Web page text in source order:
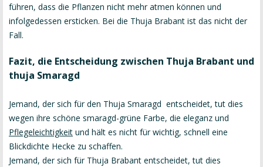
führen, dass die Pflanzen nicht mehr atmen können und
infolgedessen ersticken. Bei die Thuja Brabant ist das nicht der
Fall.
Fazit, die Entscheidung zwischen Thuja Brabant und
thuja Smaragd
Jemand, der sich für den Thuja Smaragd entscheidet, tut dies
wegen ihre schöne smaragd-grüne Farbe, die eleganz und
Pflegeleichtigkeit und hält es nicht für wichtig, schnell eine
Blickdichte Hecke zu schaffen.
Jemand, der sich für Thuja Brabant entscheidet, tut dies